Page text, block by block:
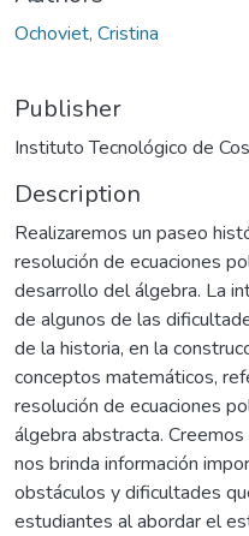
Ochoviet, Cristina
Publisher
Instituto Tecnológico de
Description
Realizaremos un paseo
resolución de ecuaciones
desarrollo del álgebra. La
de algunos de las
de la historia, en la
conceptos matemáticos,
resolución de ecuaciones
álgebra abstracta.
nos brinda información
obstáculos y dificultades
estudiantes al abordar el